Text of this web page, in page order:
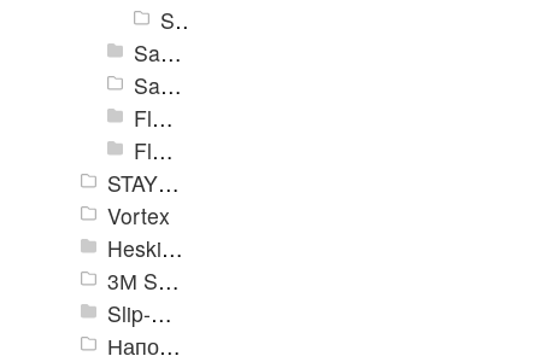
Safety Track 3390
Safety Track 3500
Safety Track 3700
Flex Track 4100
Flex Track 4200
STAYER Profi
Vortex
Heskins
3М Safety-Walk TM
Slip-Stop
Напольная разметка, знаки